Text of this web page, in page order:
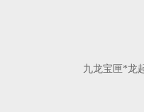
九龙宝匣*龙